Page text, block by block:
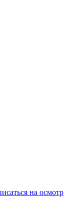
на осмотр